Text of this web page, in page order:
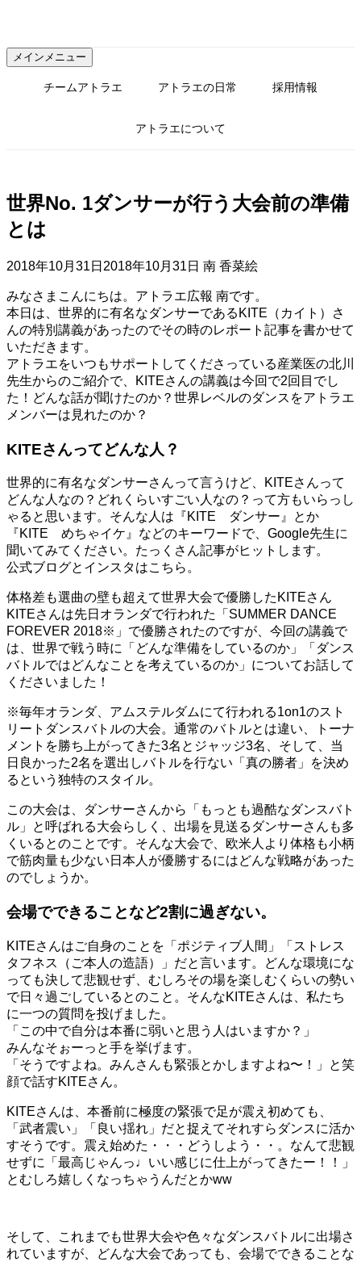
テ
ン
メインメニュー
チームアトラエ アトラエの日常 採用情報
アトラエについて
世界No. 1ダンサーが行う大会前の準備
とは
2018年10月31日 2018年10月31日 南 香菜絵
みなさまこんにちは。アトラエ広報 南です。
本日は、世界的に有名なダンサーであるKITE（カイト）さ
んの特別講義があったのでその時のレポート記事を書かせて
いただきます。
アトラエをいつもサポートしてくださっている産業医の北川
先生からのご紹介で、KITEさんの講義は今回で2回目でし
た！どんな話が聞けたのか？世界レベルのダンスをアトラエ
メンバーは見れたのか？
KITEさんってどんな人？
世界的に有名なダンサーさんって言うけど、KITEさんって
どんな人なの？どれくらいすごい人なの？って方もいらっし
ゃると思います。そんな人は『KITE ダンサー』とか
『KITE めちゃイケ』などのキーワードで、Google先生に
聞いてみてください。たっくさん記事がヒットします。
公式ブログと インスタはこちら。
体格差も選曲の壁も超えて世界大会で優勝したKITEさん
KITEさんは先日オランダで行われた「SUMMER DANCE
FOREVER 2018※」で優勝されたのですが、今回の講義で
は、世界で戦う時に「どんな準備をしているのか」「ダンス
バトルではどんなことを考えているのか」についてお話して
くださいました！
※毎年オランダ、アムステルダムにて行われる1on1のスト
リートダンスバトルの大会。 通常のバトルとは違い、トーナ
メントを勝ち上がってきた3名とジャッジ3名、そして、当
日良かった2名を選出しバトルを行ない「真の勝者」を決め
るという独特のスタイル。
この大会は、ダンサーさんから「もっとも過酷なダンスバト
ル」と呼ばれる大会らしく、出場を見送るダンサーさんも多
くいるとのことです。そんな大会で、欧米人より体格も小柄
で筋肉量も少ない日本人が優勝するにはどんな戦略があった
のでしょうか。
会場でできることなど2割に過ぎない。
KITEさんはご自身のことを「ポジティブ人間」「ストレス
タフネス（ご本人の造語）」だと言います。どんな環境にな
っても決して悲観せず、むしろその場を楽しむくらいの勢い
で日々過ごしているとのこと。そんなKITEさんは、私たち
に一つの質問を投げました。
「この中で自分は本番に弱いと思う人はいますか？」
みんなそぉーっと手を挙げます。
「そうですよね。みんさんも緊張とかしますよね〜！」と笑
顔で話すKITEさん。
KITEさんは、本番前に極度の緊張で足が震え初めても、
「武者震い」「良い揺れ」だと捉えてそれすらダンスに活か
すそうです。震え始めた・・・どうしよう・・。なんて悲観
せずに「最高じゃんっ♩いい感じに仕上がってきたー！！」
とむしろ嬉しくなっちゃうんだとかww
そして、これまでも世界大会や色々なダンスバトルに出場さ
れていますが、どんな大会であっても、会場でできることな